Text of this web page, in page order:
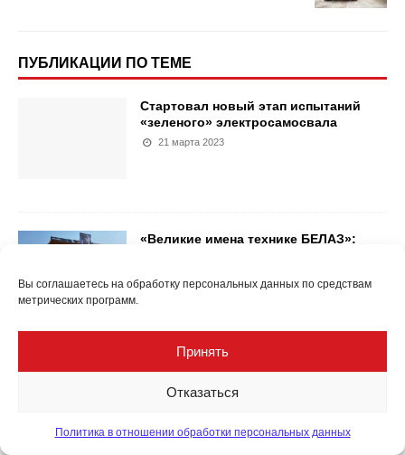
Вы соглашаетесь на обработку персональных данных по средствам
метрических программ.
Принять
Отказаться
Политика в отношении обработки персональных данных
ПУБЛИКАЦИИ ПО ТЕМЕ
Стартовал новый этап испытаний
«зеленого» электросамосвала
21 марта 2023
«Великие имена технике БЕЛАЗ»:
Новые современные
сверхкрупногабаритные шины
16 мая 2024